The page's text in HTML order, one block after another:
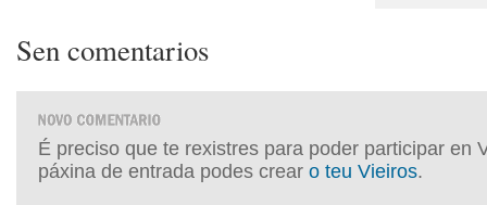
Sen comentarios
É preciso que te rexistres para poder participar en
páxina de entrada podes crear o teu Vieiros.